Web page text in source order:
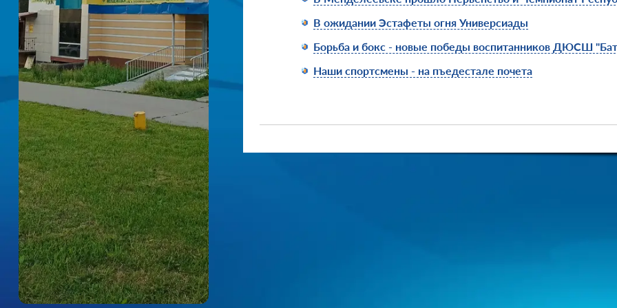
В ожидании Эстафеты огня Универсиады
Борьба и бокс - новые победы воспитанников ДЮСШ
Наши спортсмены - на пъедестале почета